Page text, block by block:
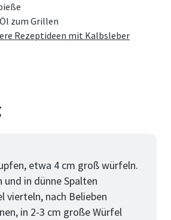
zum Grillen
Rezeptideen mit Kalbsleber
etwa 4 cm groß würfeln.
und in dünne Spalten
vierteln, nach Belieben
in 2-3 cm große Würfel